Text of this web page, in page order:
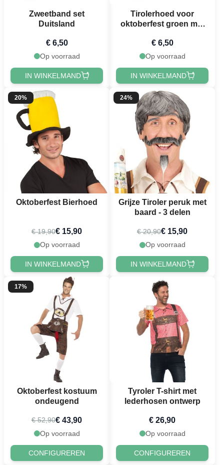
Zweetband set
Duitsland
€ 6,50
Op voorraad
IN WINKELMAND
Tirolerhoed voor
oktoberfest groen met
size
€ 6,50
Op voorraad
IN WINKELMAND
20%
Oktoberfest Bierhoed
€ 19,90€ 15,90
Op voorraad
IN WINKELMAND
24%
Grijze Tiroler peruk met
baard - 3 delen
€ 20,90€ 15,90
Op voorraad
IN WINKELMAND
17%
Oktoberfest kostuum
ondeugend
€ 52,90€ 43,90
Op voorraad
CONFIGUREREN
Tyroler T-shirt met
lederhosen ontwerp
€ 26,90
Op voorraad
CONFIGUREREN